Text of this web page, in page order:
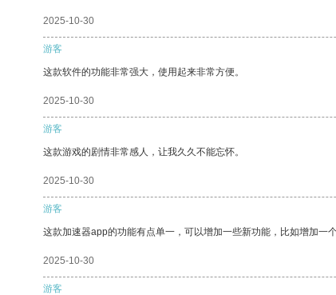
2025-10-30
游客
这款软件的功能非常强大，使用起来非常方便。
2025-10-30
游客
这款游戏的剧情非常感人，让我久久不能忘怀。
2025-10-30
游客
这款加速器app的功能有点单一，可以增加一些新功能，比如增加一
2025-10-30
游客